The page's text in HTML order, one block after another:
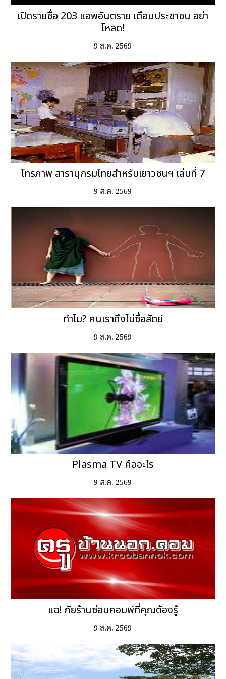
เปิดรายชื่อ 203 แอพอันตราย เตือนประชาชน อย่า
โหลด!
9 ส.ค. 2569
โทรภาพ สารานุกรมไทยสำหรับเยาวชนฯ เล่มที่ 7
9 ส.ค. 2569
ทำไม? คนเราถึงไม่ซื่อสัตย์
9 ส.ค. 2569
Plasma TV คืออะไร
9 ส.ค. 2569
แฉ! ภัยร้านซ่อมคอมพ์ที่คุณต้องรู้
9 ส.ค. 2569